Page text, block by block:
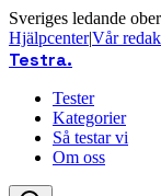
Sveriges ledande
Hjälpcenter|Vår
Testra.
Tester
Kategorier
Så testar vi
Om oss